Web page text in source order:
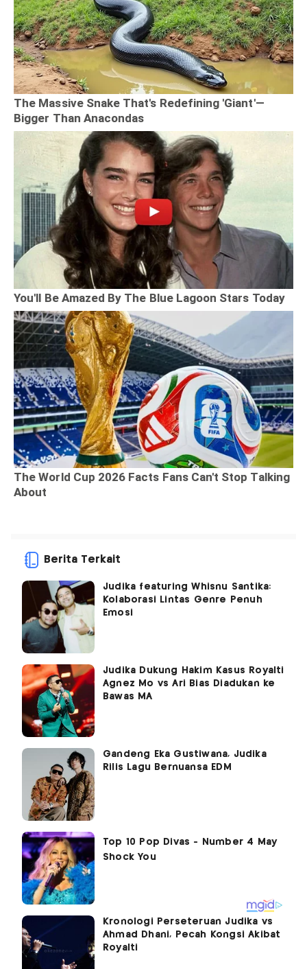
Berita Terkait
Judika featuring Whisnu Santika:
Kolaborasi Lintas Genre Penuh
Emosi
Judika Dukung Hakim Kasus Royalti
Agnez Mo vs Ari Bias Diadukan ke
Bawas MA
Gandeng Eka Gustiwana, Judika
Rilis Lagu Bernuansa EDM
Kronologi Perseteruan Judika vs
Ahmad Dhani, Pecah Kongsi Akibat
Royalti